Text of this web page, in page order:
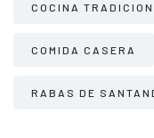
COCINA
COMIDA CASERA
RABAS DE